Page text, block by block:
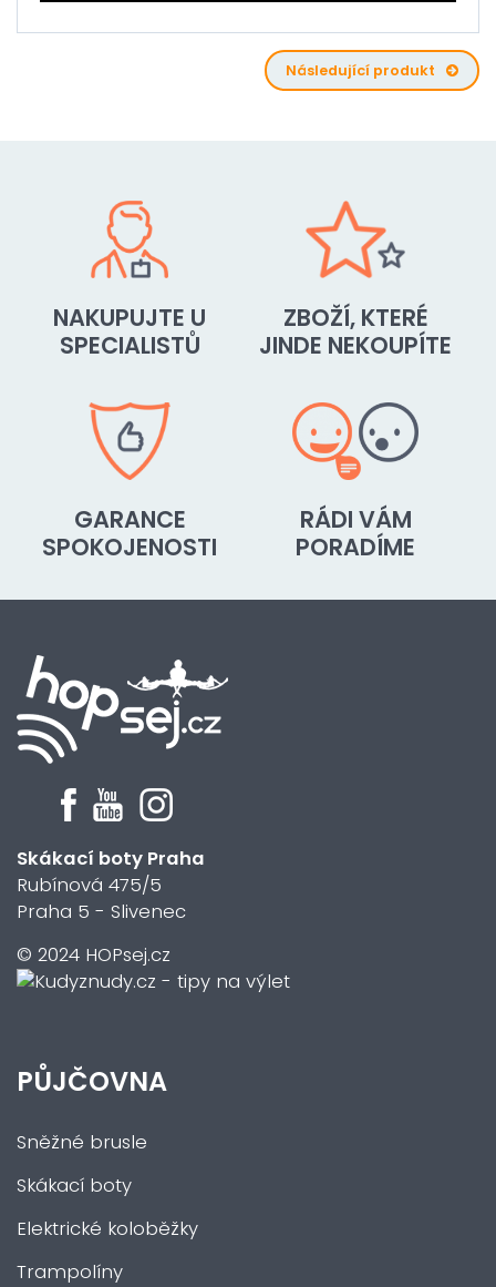
Následující produkt
NAKUPUJTE U
SPECIALISTŮ
ZBOŽÍ, KTERÉ
JINDE NEKOUPÍTE
GARANCE
SPOKOJENOSTI
RÁDI VÁM
PORADÍME
Skákací boty Praha
Rubínová 475/5
Praha 5 - Slivenec
© 2024 HOPsej.cz
PŮJČOVNA
Sněžné brusle
Skákací boty
Elektrické koloběžky
Trampolíny